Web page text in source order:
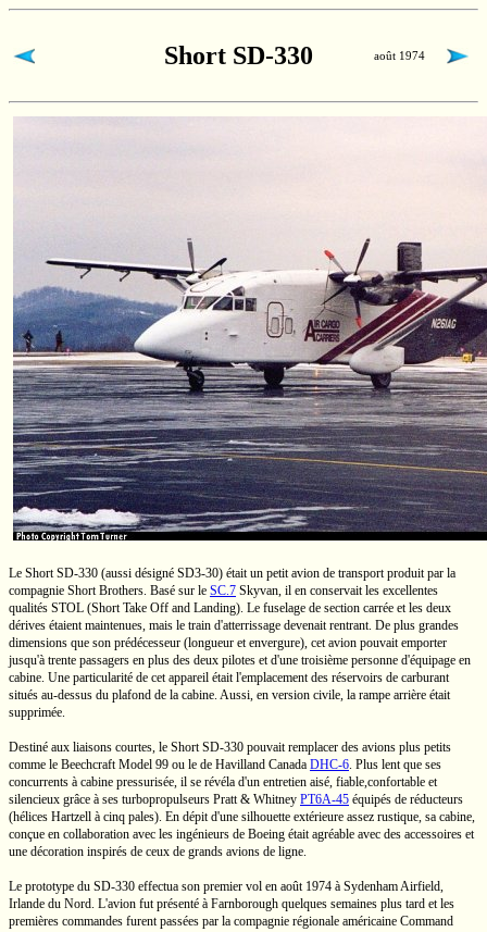
Short SD-330 août 1974
Le ShortSD-330 (aussi désigné SD3-30) était un petit avion de transport produit par la
compagnie Short Brothers. Basé sur le SC.7 Skyvan, il en conservait les excellentes
qualités STOL (Short Take Off and Landing). Le fuselage de section carrée et les deux
dérives étaient maintenues, mais le train d'atterrissage devenait rentrant. De plus grandes
dimensions que son prédécesseur (longueur et envergure), cet avion pouvait emporter
jusqu'à trente passagers en plus des deux pilotes et d'une troisième personne d'équipage en
cabine. Une particularité de cet appareil était l'emplacement des réservoirs de carburant
situés au-dessus du plafond de la cabine. Aussi, en version civile, la rampe arrière était
supprimée.
Destiné aux liaisons courtes, le ShortSD-330 pouvait remplacer des avions plus petits
comme le BeechcraftModel 99 ou le de Havilland Canada DHC-6. Plus lent que ses
concurrents à cabine pressurisée, il se révéla d'un entretien aisé, fiable,confortable et
silencieux grâce à ses turbopropulseurs Pratt & Whitney PT6A-45 équipés de réducteurs
(hélices Hartzell à cinq pales). En dépit d'une silhouette extérieure assez rustique, sa cabine,
conçue en collaboration avec les ingénieurs de Boeing était agréable avec des accessoires et
une décoration inspirés de ceux de grands avions de ligne.
Le prototype du SD-330 effectua son premier vol en août 1974 à Sydenham Airfield,
Irlande du Nord. L'avion fut présenté à Farnborough quelques semaines plus tard et les
premières commandes furent passées par la compagnie régionale américaine Command